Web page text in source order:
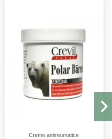
Creme antireumatice